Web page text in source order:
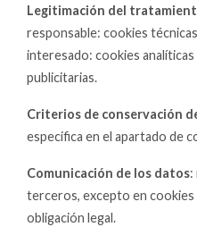
Legitimación del
responsable: cookies
interesado: cookies
publicitarias.
Criterios de conservación
especifica en el apartado de
Comunicación de los datos:
terceros, excepto en
obligación legal.